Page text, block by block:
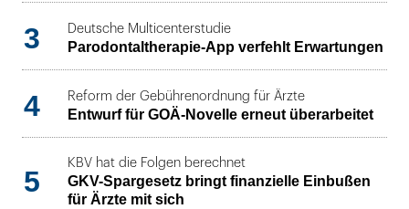
3 Deutsche Multicenterstudie
Parodontaltherapie-App verfehlt Erwartungen
4 Reform der Gebührenordnung für Ärzte
Entwurf für GOÄ-Novelle erneut überarbeitet
5
KBV hat die Folgen berechnet
GKV-Spargesetz bringt finanzielle Einbußen
für Ärzte mit sich